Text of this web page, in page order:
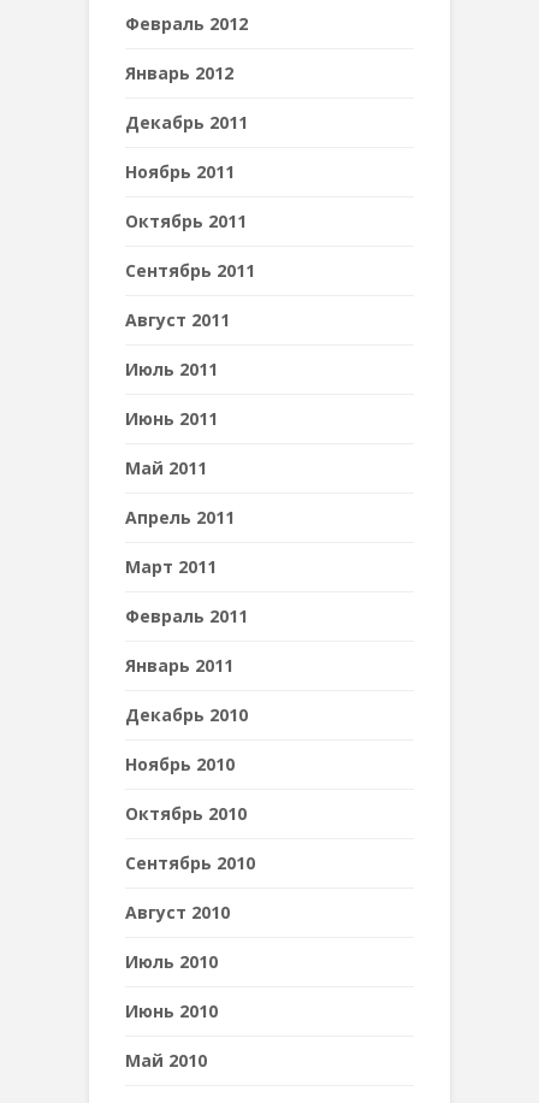
Февраль 2012
Январь 2012
Декабрь 2011
Ноябрь 2011
Октябрь 2011
Сентябрь 2011
Август 2011
Июль 2011
Июнь 2011
Май 2011
Апрель 2011
Март 2011
Февраль 2011
Январь 2011
Декабрь 2010
Ноябрь 2010
Октябрь 2010
Сентябрь 2010
Август 2010
Июль 2010
Июнь 2010
Май 2010